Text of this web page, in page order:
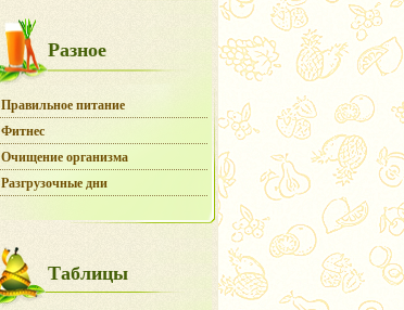
Разное
Правильное питание
Фитнес
Очищение организма
Разгрузочные дни
Таблицы